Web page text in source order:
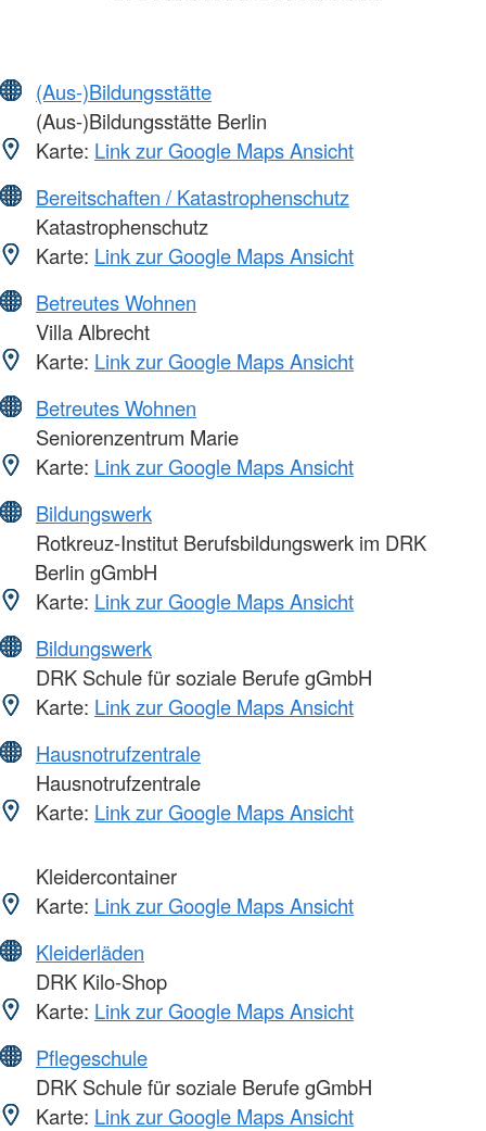
(Aus-)Bildungsstätte
(Aus-)Bildungsstätte Berlin
Karte: Link zur Google Maps Ansicht
Bereitschaften / Katastrophenschutz
Katastrophenschutz
Karte: Link zur Google Maps Ansicht
Betreutes Wohnen
Villa Albrecht
Karte: Link zur Google Maps Ansicht
Betreutes Wohnen
Seniorenzentrum Marie
Karte: Link zur Google Maps Ansicht
Bildungswerk
Rotkreuz-Institut Berufsbildungswerk im DRK
Berlin gGmbH
Karte: Link zur Google Maps Ansicht
Bildungswerk
DRK Schule für soziale Berufe gGmbH
Karte: Link zur Google Maps Ansicht
Hausnotrufzentrale
Hausnotrufzentrale
Karte: Link zur Google Maps Ansicht
Kleidercontainer
Karte: Link zur Google Maps Ansicht
Kleiderläden
DRK Kilo-Shop
Karte: Link zur Google Maps Ansicht
Pflegeschule
DRK Schule für soziale Berufe gGmbH
Karte: Link zur Google Maps Ansicht